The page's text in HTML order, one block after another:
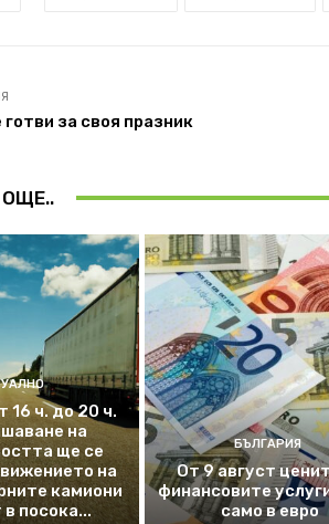
за своя празник
ОЩЕ..
16 ч. до 20 ч.
на
ще се
на
камиони
в посока...
БЪЛГАРИЯ
От 9 август
финансовите
само в евро